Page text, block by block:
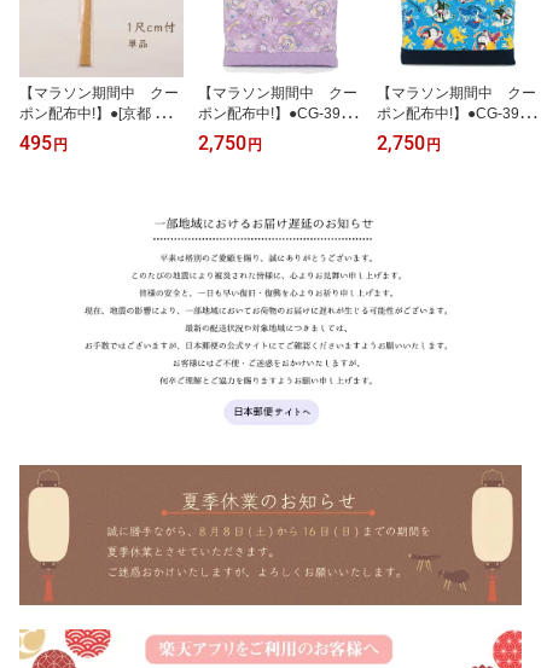
【マラソン期間中 クー
ポン配布中!】●[京都 みす
や忠兵衛 公式] 竹尺(もの
さし) 1尺cm付 単品 (メ
495 円
【マラソン期間中 クー
ポン配布中!】●CG-3999-
1A クロミ KUROMI レッ
スンバッグ (メール便
2,750 円
【マラソン期間中 クー
ポン配布中!】●CG-3980-
1A ポケットモンスター
レッスンバッグ (メール
2,750 円